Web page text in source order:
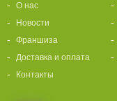
О нас
Новости
Франшиза
Доставка и оплата
Контакты